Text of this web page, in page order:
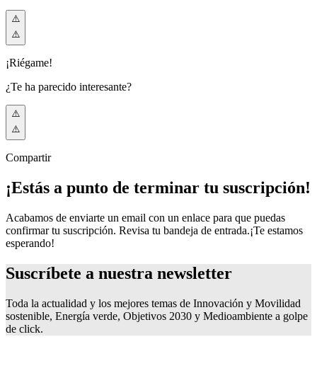
¡Riégame!
¿Te ha parecido interesante?
Compartir
¡Estás a punto de terminar tu suscripción!
Acabamos de enviarte un email con un enlace para que puedas
confirmar tu suscripción. Revisa tu bandeja de entrada.¡Te estamos
esperando!
Suscríbete a nuestra newsletter
Toda la actualidad y los mejores temas de Innovación y Movilidad
sostenible, Energía verde, Objetivos 2030 y Medioambiente a golpe
de click.